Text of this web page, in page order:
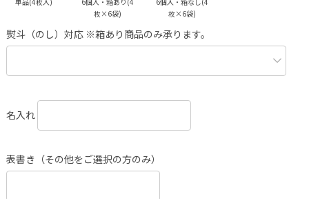
枚×6袋)
枚×6袋)
熨斗（のし）対応 ※箱あり商品のみ承ります。
名入れ
表書き（その他をご選択の方のみ）